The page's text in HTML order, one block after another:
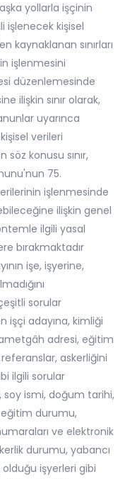
yollarla işçinin
işlenecek kişisel
kaynaklanan sınırları
işlenmesini
düzenlemesinde
ilişkin sınır olarak,
uyarınca
verileri
konusu sınır,
75.
işlenmesinde
ilişkin genel
ilgili yasal
bırakmaktadır
işe, işyerine,
sorular
işçi adayına, kimliği
adresi, eğitim
askerliğini
ilgili sorular
soy ismi, doğum tarihi,
eğitim durumu,
ve elektronik
durumu, yabancı
işyerleri gibi